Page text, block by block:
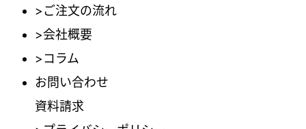
>ご注文の流れ
>会社概要
>コラム
お問い合わせ
資料請求